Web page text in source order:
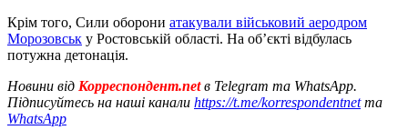
Крім того, Сили оборони атакували військовий аеродром
Морозовськ у Ростовській області. На об’єкті відбулась
потужна детонація.
Новини від Корреспондент.netв Telegram та WhatsApp.
Підписуйтесь на наші канали https://t.me/korrespondentnetта
WhatsApp